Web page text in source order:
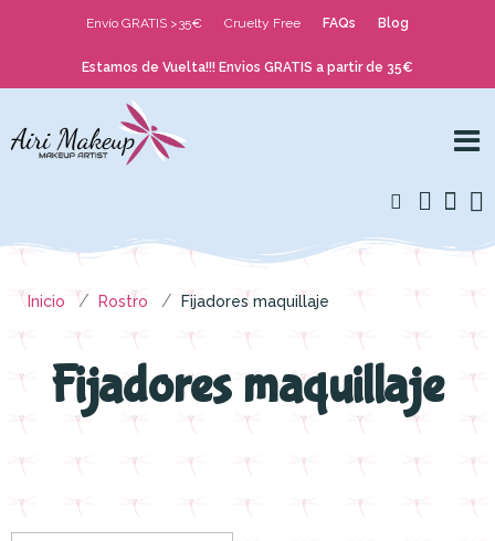
Envío GRATIS >35€ Cruelty Free FAQs Blog
Estamos de Vuelta!!! Envios GRATIS a partir de 35€
Inicio Rostro Fijadores maquillaje
Fijadores maquillaje